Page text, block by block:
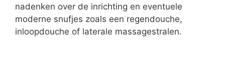
nadenken over de inrichting en eventuele
moderne snufjes zoals een regendouche,
inloopdouche of laterale massagestralen.